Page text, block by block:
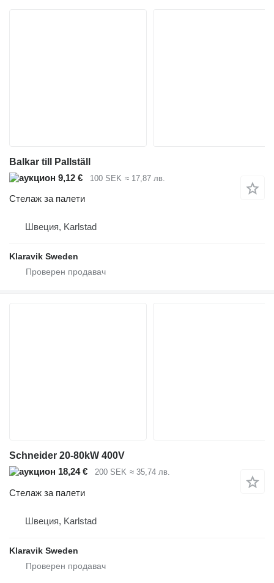
Balkar till Pallställ
9,12 €
100 SEK ≈ 17,87 лв.
Стелаж за палети
Швеция, Karlstad
Klaravik Sweden
Schneider 20-80kW 400V
18,24 €
200 SEK ≈ 35,74 лв.
Стелаж за палети
Швеция, Karlstad
Klaravik Sweden